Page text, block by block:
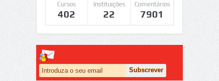
Cursos
402
Instituições
22
Comentários
7901